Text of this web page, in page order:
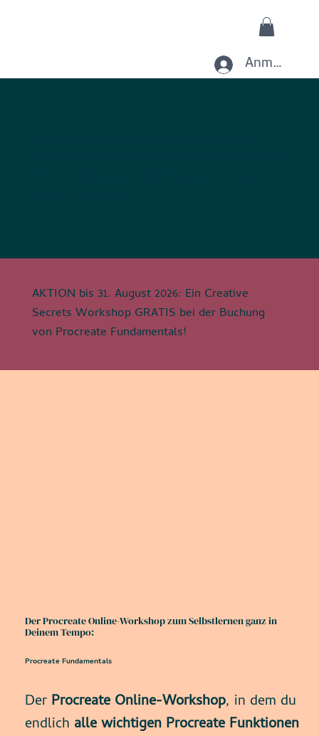
Anmelden
AKTION bis 31. August 2026: Ein Creative
Secrets Workshop GRATIS bei der Buchung
von Procreate Fundamentals!
Der Procreate Online-Workshop zum Selbstlernen ganz in
Deinem Tempo:
Procreate Fundamentals
Der Procreate Online-Workshop, in dem du
endlich alle wichtigen Procreate Funktionen